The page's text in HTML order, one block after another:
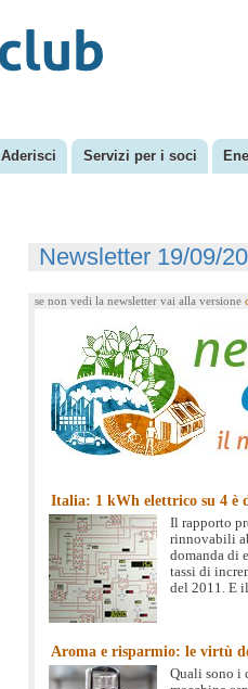
Aderisci Servizi per i soci
Newsletter 19/09/
se non vedi la newsletter vai alla versione
Italia: 1 kWh elettrico su 4 è
Il rapporto
rinnovabili
domanda di
tassi di
del 2011. E
Aroma e risparmio: le virtù
Quali sono i